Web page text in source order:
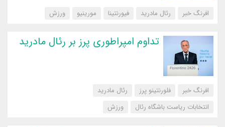
افرنگ خبر رئال مادرید فیورنتینا مورینیو ‌ورزش
تداوم امپراطوری پرز بر رئال مادرید
افرنگ خبر فلورنتینو پرز
رئال مادرید
انتخابات ریاست باشگاه رئال
‌ورزش